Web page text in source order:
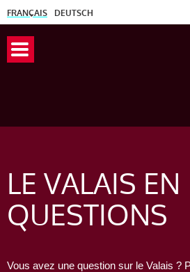
FRANÇAIS DEUTSCH
LE VALAIS EN
QUESTIONS
Vous avez une question sur le Valais ?